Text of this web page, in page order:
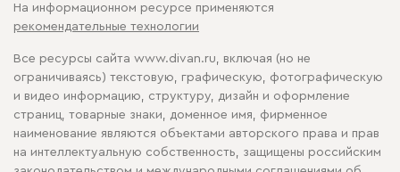
На информационном ресурсе применяются
рекомендательные технологии
Все ресурсы сайта www.divan.ru, включая (но не
ограничиваясь) текстовую, графическую, фотографическую
и видео информацию, структуру, дизайн и оформление
страниц, товарные знаки, доменное имя, фирменное
наименование являются объектами авторского права и прав
на интеллектуальную собственность, защищены российским